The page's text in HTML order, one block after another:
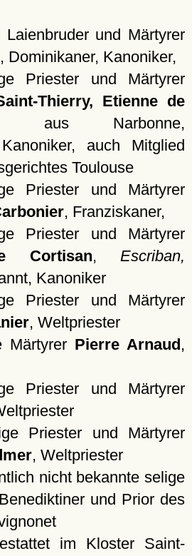
und Märtyrer
, Dominikaner, Kanoniker,
Priester und Märtyrer
Thierry, Etienne de
aus Narbonne,
auch Mitglied
Toulouse
Priester und Märtyrer
, Franziskaner,
Priester und Märtyrer
Cortisan,Escriban,
Kanoniker
Priester und Märtyrer
, Weltpriester
Märtyrer Pierre Arnaud,
Priester und Märtyrer
Priester und Märtyrer
, Weltpriester
nicht bekannte selige
und Prior des
im Kloster Saint-